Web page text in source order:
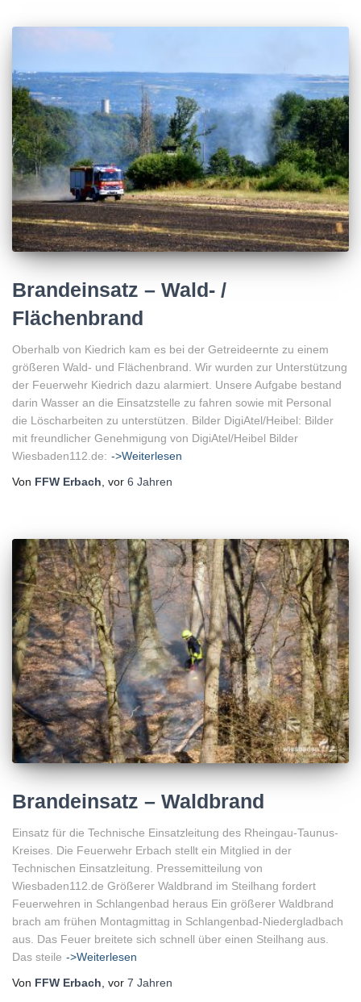
Brandeinsatz – Wald- /
Flächenbrand
Oberhalb von Kiedrich kam es bei der Getreideernte zu einem
größeren Wald- und Flächenbrand. Wir wurden zur Unterstützung
der Feuerwehr Kiedrich dazu alarmiert. Unsere Aufgabe bestand
darin Wasser an die Einsatzstelle zu fahren sowie mit Personal
die Löscharbeiten zu unterstützen. Bilder DigiAtel/Heibel: Bilder
mit freundlicher Genehmigung von DigiAtel/Heibel Bilder
Wiesbaden112.de: ->Weiterlesen
Von FFW Erbach , vor 6 Jahren
Brandeinsatz – Waldbrand
Einsatz für die Technische Einsatzleitung des Rheingau-Taunus-
Kreises. Die Feuerwehr Erbach stellt ein Mitglied in der
Technischen Einsatzleitung. Pressemitteilung von
Wiesbaden112.de Größerer Waldbrand im Steilhang fordert
Feuerwehren in Schlangenbad heraus Ein größerer Waldbrand
brach am frühen Montagmittag in Schlangenbad-Niedergladbach
aus. Das Feuer breitete sich schnell über einen Steilhang aus.
Das steile ->Weiterlesen
Von FFW Erbach, vor 7 Jahren